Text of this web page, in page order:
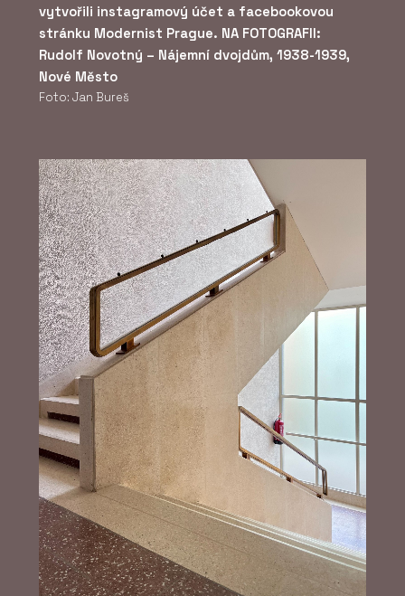
vytvořili instagramový účet a facebookovou
stránku Modernist Prague. NA FOTOGRAFII:
Rudolf Novotný – Nájemní dvojdům, 1938-1939,
Nové Město
Foto: Jan Bureš